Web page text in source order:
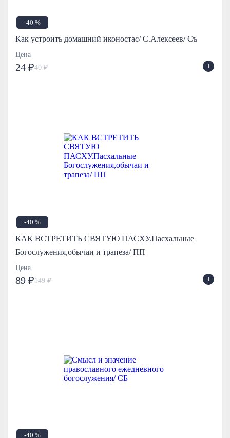
-40 %
Как устроить домашний иконостас/ С.Алексеев/ Съ
Цена
24 ₽40 ₽ +
-40 %
КАК ВСТРЕТИТЬ СВЯТУЮ ПАСХУ.Пасхальные
Богослужения,обычаи и трапеза/ ПП
Цена
89 ₽149 ₽ +
-40 %